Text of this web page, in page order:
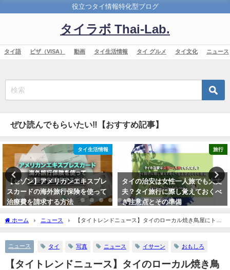
役立つタイ情報特化型ブログ
タイラボ Thai-Lab.
タイ語 ビザ（VISA） 動画 タイ生活情報 タイ グルメ タイ文化 ニュース
ぜひ読んでもらいたい‼【おすすめ記事】
タイ生活情報
【セゾン】アメリカンエキスプレ
スカードの海外旅行保険を使って
治療費を請求する方法
旅行
タイの治安は女性一人旅でも大丈
夫？タイ旅行に際し覚えておくべ
き注意点とその準備
ホーム ニュース
【タイトレンドニュース】タイのローカル焼き鳥屋にトム
クルーズ出現！？【店バレあり】
ニュース タイ 写真 ニュース イサーン おもしろ
【タイトレンドニュース】タイのローカル焼き鳥